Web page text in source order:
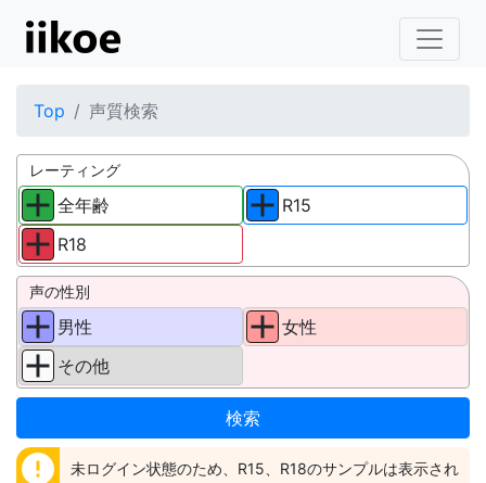
Top 声質検索
レーティング
全年齢
R18
R15
声の性別
男性
その他
女性
error
未ログイン状態のため、R15、R18のサンプルは表示され